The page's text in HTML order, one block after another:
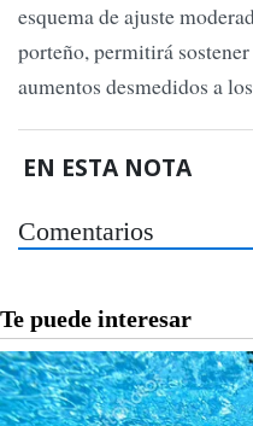
esquema de ajuste
porteño, permitirá
aumentos desmedidos a
EN ESTA NOTA
Comentarios